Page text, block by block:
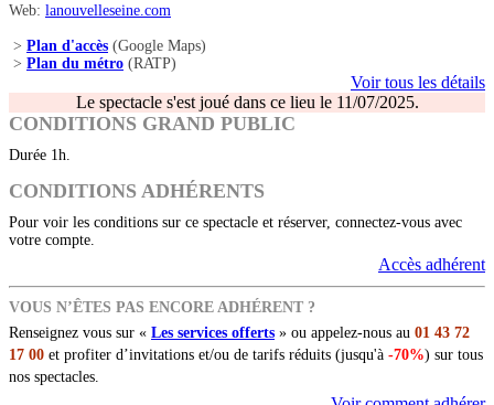
Web: lanouvelleseine.com
> Plan d'accès (Google Maps)
> Plan du métro (RATP)
Voir tous les détails
Le spectacle s'est joué dans ce lieu le 11/07/2025.
CONDITIONS GRAND PUBLIC
Durée 1h.
CONDITIONS ADHÉRENTS
Pour voir les conditions sur ce spectacle et réserver, connectez-vous avec
votre compte.
Accès adhérent
VOUS N’ÊTES PAS ENCORE ADHÉRENT ?
Renseignez vous sur « Les services offerts » ou appelez-nous au 01 43 72
17 00 et profiter d’invitations et/ou de tarifs réduits (jusqu'à -70%) sur tous
nos spectacles.